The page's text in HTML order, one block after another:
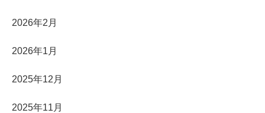
2026年2月
2026年1月
2025年12月
2025年11月